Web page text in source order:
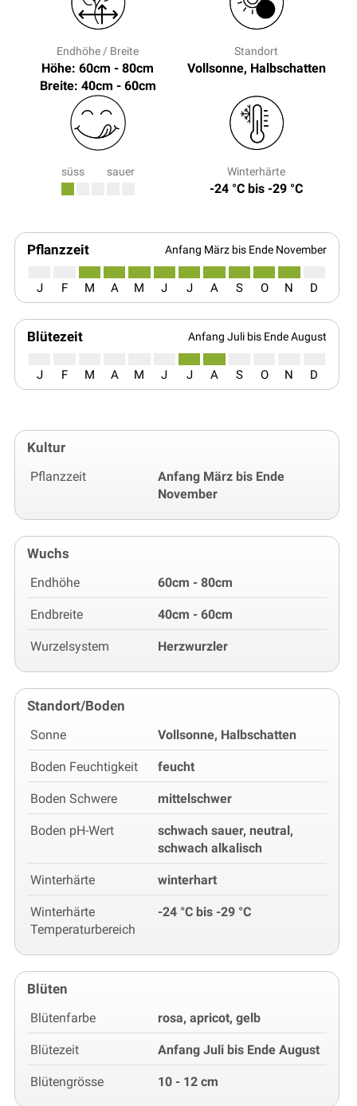
Endhöhe / Breite
Höhe: 60cm - 80cm
Breite: 40cm - 60cm
Standort
Vollsonne, Halbschatten
süss sauer Winterhärte
-24 °C bis -29 °C
Pflanzzeit Anfang März bis Ende November
J F M A M J J A S O N D
Blütezeit Anfang Juli bis Ende August
J F M A M J J A S O N D
Kultur
Pflanzzeit
Anfang März bis Ende
November
Wuchs
Endhöhe 60cm - 80cm
Endbreite 40cm - 60cm
Wurzelsystem Herzwurzler
Standort/Boden
Sonne Vollsonne, Halbschatten
Boden Feuchtigkeit feucht
Boden Schwere mittelschwer
Boden pH-Wert
schwach sauer, neutral,
schwach alkalisch
Winterhärte winterhart
Winterhärte
Temperaturbereich
-24 °C bis -29 °C
Blüten
Blütenfarbe rosa, apricot, gelb
Blütezeit Anfang Juli bis Ende August
Blütengrösse 10 - 12 cm